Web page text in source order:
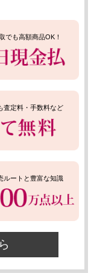
でも高額商品OK！
査定料・手数料など
ルートと豊富な知識